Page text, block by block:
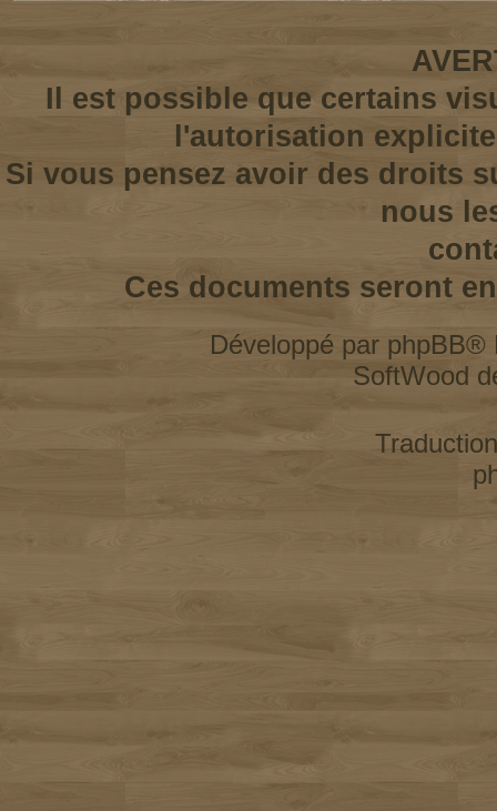
Il est possible que certains
l'autorisation
Si vous pensez avoir des droits
nous
Ces documents seront
Développé par phpBB®
SoftWood